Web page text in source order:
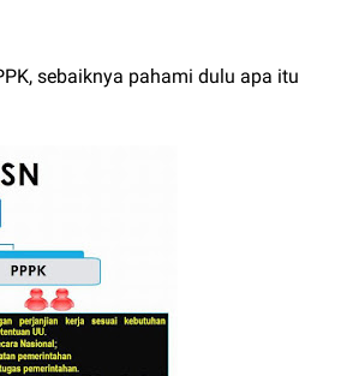
sebaiknya pahami dulu apa itu